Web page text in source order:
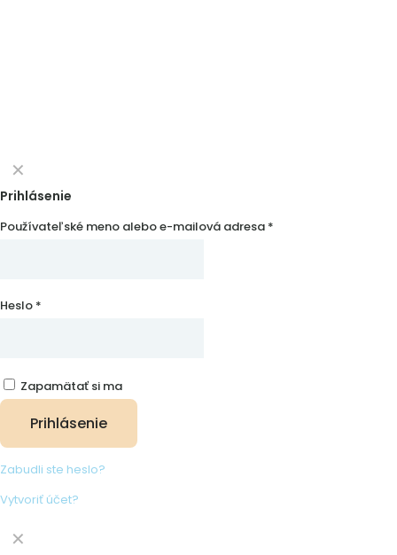
✕
Prihlásenie
Používateľské meno alebo e-mailová adresa *
Heslo *
Zapamätať si ma
Prihlásenie
Zabudli ste heslo?
Vytvoriť účet?
✕